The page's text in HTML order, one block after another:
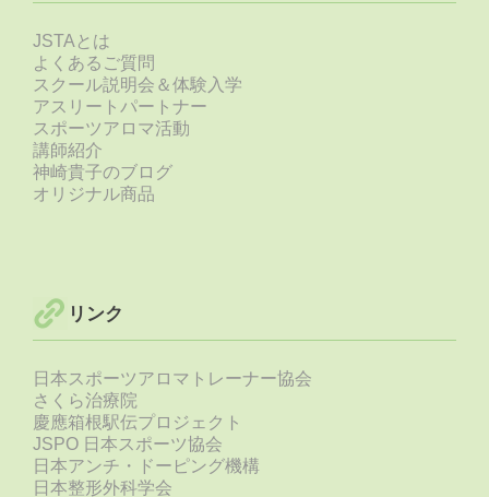
JSTAとは
よくあるご質問
スクール説明会＆体験入学
アスリートパートナー
スポーツアロマ活動
講師紹介
神崎貴子のブログ
オリジナル商品
リンク
日本スポーツアロマトレーナー協会
さくら治療院
慶應箱根駅伝プロジェクト
JSPO 日本スポーツ協会
日本アンチ・ドーピング機構
日本整形外科学会